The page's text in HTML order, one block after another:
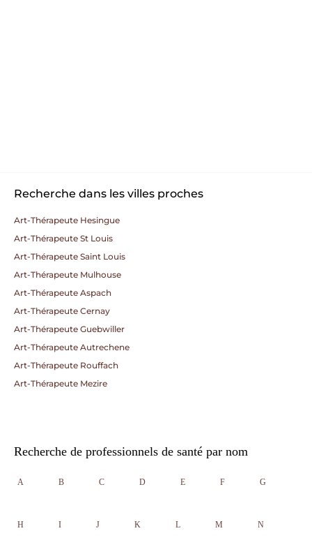
Recherche dans les villes proches
Art-Thérapeute Hesingue
Art-Thérapeute St Louis
Art-Thérapeute Saint Louis
Art-Thérapeute Mulhouse
Art-Thérapeute Aspach
Art-Thérapeute Cernay
Art-Thérapeute Guebwiller
Art-Thérapeute Autrechene
Art-Thérapeute Rouffach
Art-Thérapeute Mezire
Recherche de professionnels de santé par nom
A B C D E F G
H I J K L M N